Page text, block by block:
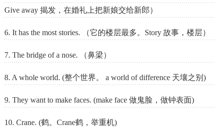
Give away 揭发，在婚礼上把新娘交给新郎）
6. It has the most stories. （它的楼层最多。Story 故事，楼层）
7. The bridge of a nose. （鼻梁）
8. A whole world. (整个世界。 a world of difference 天壤之别)
9. They want to make faces. (make face 做鬼脸，做钟表面)
10. Crane. (鹤。Crane鹤，举重机)